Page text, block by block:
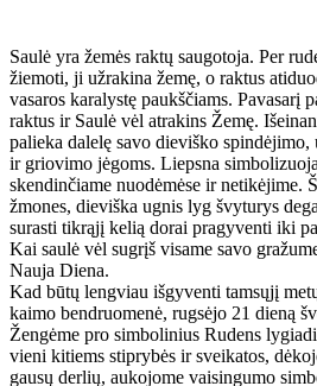
Saulė yra žemės raktų saugotoja. Per
žiemoti, ji užrakina žemę, o raktus
vasaros karalystę paukščiams. Pavasarį
raktus ir Saulė vėl atrakins Žemę.
palieka dalelę savo dieviško
ir griovimo jėgoms. Liepsna
skendinčiame nuodėmėse ir netikėjime.
žmones, dieviška ugnis lyg švyturys
surasti tikrąjį kelią dorai pragyventi iki
Kai saulė vėl sugrįš visame savo
Nauja Diena.
Kad būtų lengviau išgyventi tamsųjį
kaimo bendruomenė, rugsėjo 21 dieną
Žengėme pro simbolinius Rudens
vieni kitiems stiprybės ir sveikatos,
gausų derlių, aukojome vaisingumo